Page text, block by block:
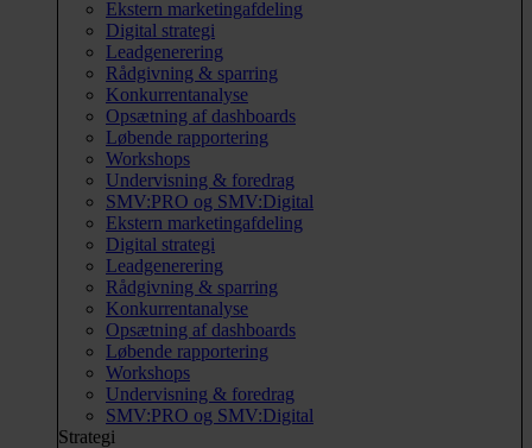
Ekstern marketingafdeling
Digital strategi
Leadgenerering
Rådgivning & sparring
Konkurrentanalyse
Opsætning af dashboards
Løbende rapportering
Workshops
Undervisning & foredrag
SMV:PRO og SMV:Digital
Ekstern marketingafdeling
Digital strategi
Leadgenerering
Rådgivning & sparring
Konkurrentanalyse
Opsætning af dashboards
Løbende rapportering
Workshops
Undervisning & foredrag
SMV:PRO og SMV:Digital
Strategi